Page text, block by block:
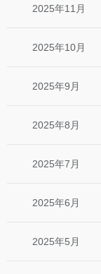
2025年11月
2025年10月
2025年9月
2025年8月
2025年7月
2025年6月
2025年5月